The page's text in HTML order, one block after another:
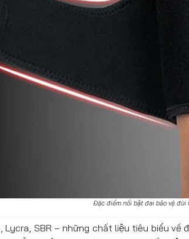
Đặc điểm nổi bật đai bảo vệ đùi
SBR – những chất liệu tiêu biểu